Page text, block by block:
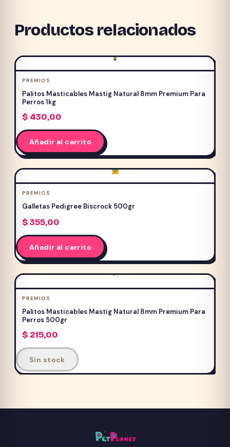
Productos relacionados
PREMIOS
Palitos Masticables Mastig Natural 8mm Premium Para
Perros 1kg
$430,00
Añadir al carrito
PREMIOS
Galletas Pedigree Biscrock 500gr
$355,00
Añadir al carrito
PREMIOS
Palitos Masticables Mastig Natural 8mm Premium Para
Perros 500gr
$215,00
Sin stock